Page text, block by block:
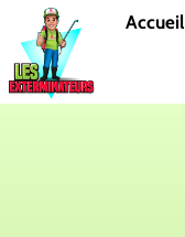
contenu
Accueil